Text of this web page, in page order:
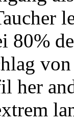
80%
her